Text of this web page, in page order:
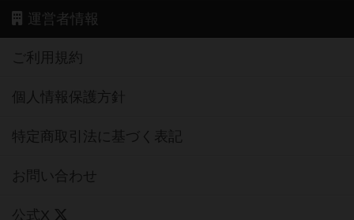
運営者情報
ご利用規約
個人情報保護方針
特定商取引法に基づく表記
お問い合わせ
公式X